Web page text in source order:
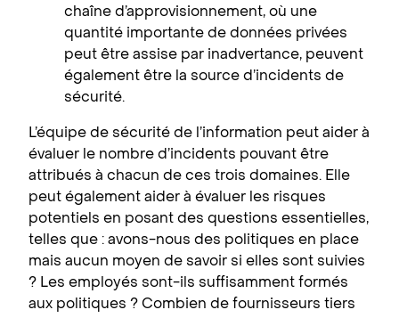
chaîne d’approvisionnement, où une
quantité importante de données privées
peut être assise par inadvertance, peuvent
également être la source d’incidents de
sécurité.
L’équipe de sécurité de l’information peut aider à
évaluer le nombre d’incidents pouvant être
attribués à chacun de ces trois domaines. Elle
peut également aider à évaluer les risques
potentiels en posant des questions essentielles,
telles que : avons-nous des politiques en place
mais aucun moyen de savoir si elles sont suivies
? Les employés sont-ils suffisamment formés
aux politiques ? Combien de fournisseurs tiers